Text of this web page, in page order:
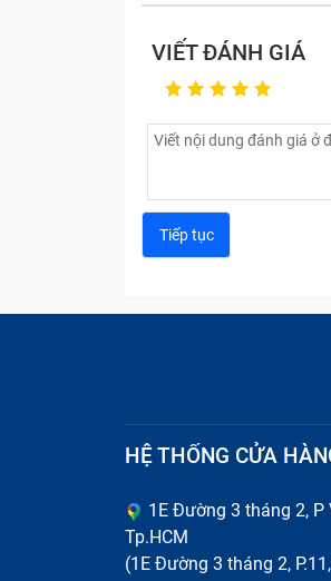
Không thể lưu ảnh
Không thể sử dụng
VIẾT ĐÁNH GIÁ
HỆ THỐNG CỬA
1E Đường 3 tháng 2, P
Tp.HCM
(1E Đường 3 tháng 2,